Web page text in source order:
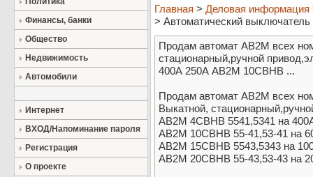
Финансы, банки
Общество
Недвижимость
Автомобили
Интернет
ВХОД/Напоминание пароля
Регистрация
О проекте
Главная > Деловая информация
> Автоматический
Продам автомат АВ2М всех
стационарный,ручной
400А 250А АВ2М 10СВНВ ...
Продам автомат АВ2М всех
Выкатной,
АВ2М 4СВНВ 5541,5341 на
АВ2М 10СВНВ 55-41,53-41 на
АВ2М 15СВНВ 5543,5343 на
АВ2М 20СВНВ 55-43,53-43 на